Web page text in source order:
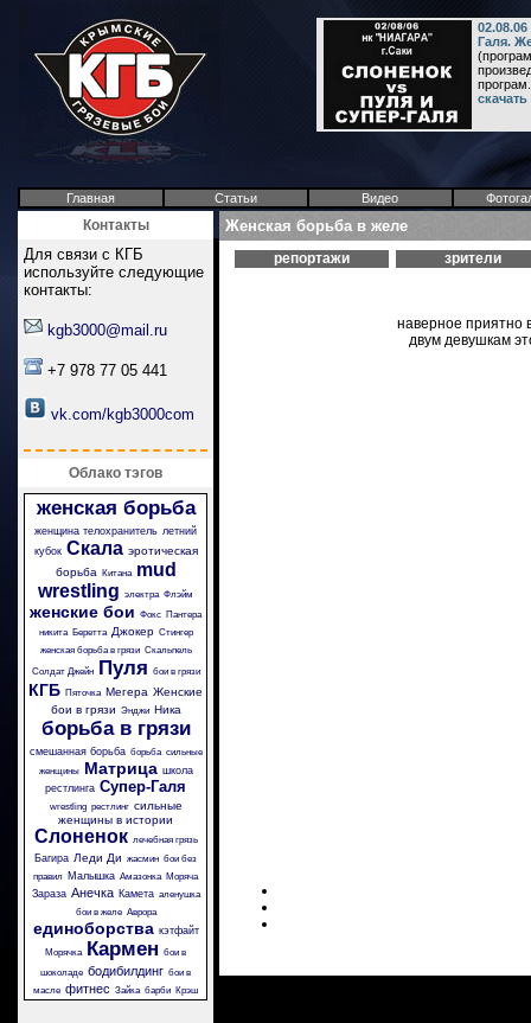
Галя.
Главная Статьи Видео
Контакты
Для связи с КГБ
используйте следующие
контакты:
kgb3000@mail.ru
+7 978 77 05 441
vk.com/kgb3000com
Облако тэгов
женская борьба
женщина телохранитель летний
кубок Скала эротическая
борьба
Китана
mud
wrestling электра Флэйм
женские бои Фокс Пантера
никита
Беретта Джокер Стингер
женская борьба в грязи Скальпель
Солдат Джейн
Пуля бои в грязи
КГБ Пяточка Мегера Женские
бои в грязи Энджи Ника
борьба в грязи
смешанная борьба борьба сильные
женщины
Матрица школа
рестлинга Супер-Галя
wrestling рестлинг сильные
женщины в истории
Слоненок лечебная грязь
Багира Леди Ди жасмин бои без
правил Малышка Амазонка Моряча
Зараза Анечка Камета аленушка
бои в желе Аврора
единоборства кэтфайт
Морячка Кармен бои в
шоколаде бодибилдинг бои в
масле фитнес Зайка барби Крэш
Женская борьба в желе
репортажи зрители
наверное приятно
двум девушкам